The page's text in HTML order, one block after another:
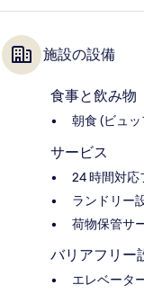
施設の設備
食事と飲み物
朝食 (ビュ
サービス
24 時間対応
ランドリー
荷物保管サ
バリアフリー
エレベータ